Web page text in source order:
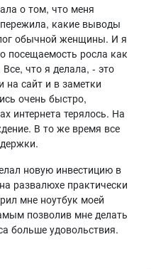
о том, что меня
какие выводы
обычной женщины. И я
посещаемость росла как
что я делала, - это
на сайт и в заметки
очень быстро,
интернета терялось. На
В то же время все
новую инвестицию в
развалюхе практически
мне ноутбук моей
позволив мне делать
больше удовольствия.